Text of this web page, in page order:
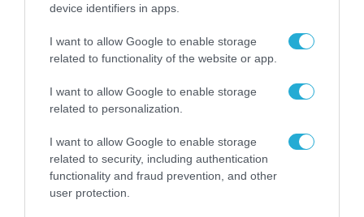
device identifiers in apps.
I want to allow Google to enable storage
related to functionality of the website or app.
I want to allow Google to enable storage
related to personalization.
I want to allow Google to enable storage
related to security, including authentication
functionality and fraud prevention, and other
user protection.
04.08.2026 | 15:02
υπουργό Ι.Βαρβιτσιώτη (φωτο)